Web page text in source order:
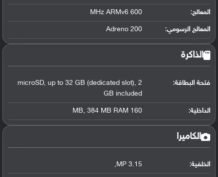
المعالج:
600 MHz ARMv6
المعالج الرسومي:
Adreno 200
الذاكرة
فتحة البطاقة:
microSD, up to 32 GB (dedicated slot), 2
GB included
الداخلية: 160 MB, 384 MB RAM
الكاميرا
الخلفية: 3.15 MP,